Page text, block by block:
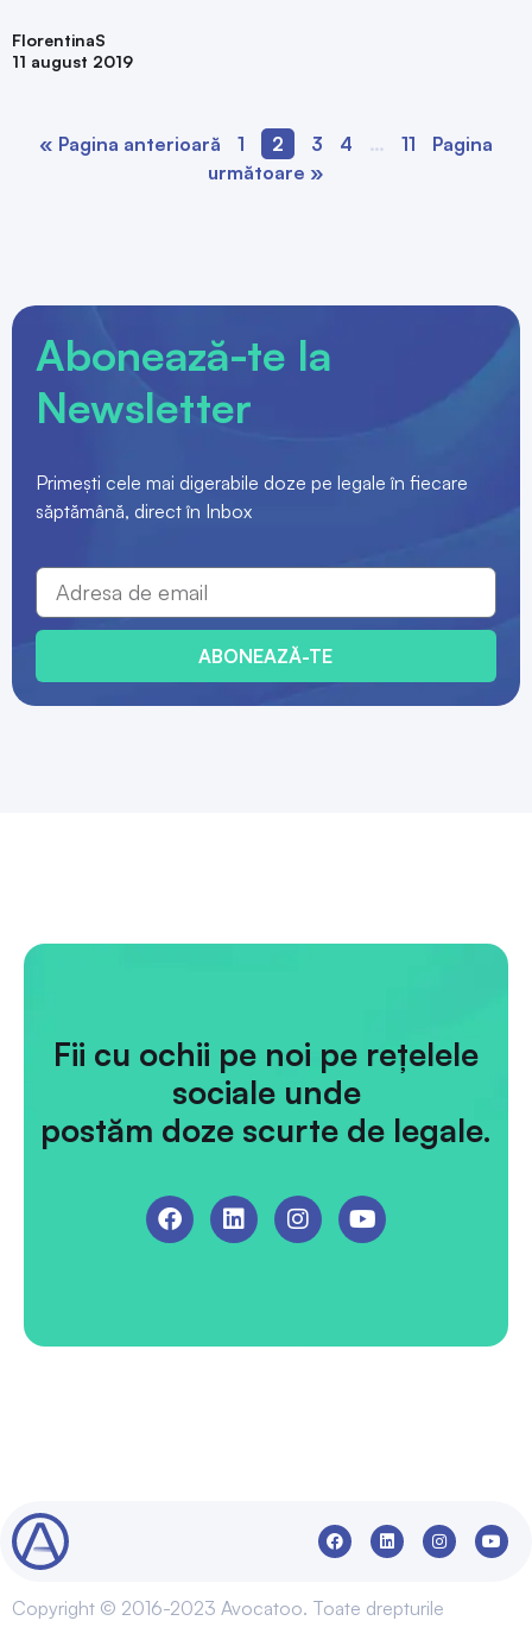
FlorentinaS
11 august 2019
« Pagina anterioară 1 2 3 4 … 11
Pagina
următoare »
Abonează-te la
Newsletter
Primești cele mai digerabile doze pe legale în fiecare
săptămână, direct în Inbox
ABONEAZĂ-TE
Fii cu ochii pe noi pe rețelele
sociale unde
postăm doze scurte de legale.
Copyright © 2016-2023 Avocatoo. Toate drepturile